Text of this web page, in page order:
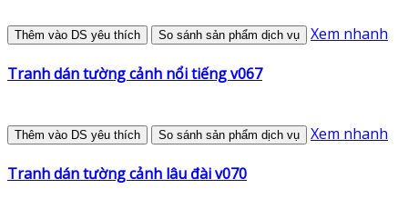
Thêm vào DS yêu thích So sánh sản phẩm dịch vụ Xem nhanh
Tranh dán tường cảnh nổi tiếng v067
Thêm vào DS yêu thích So sánh sản phẩm dịch vụ Xem nhanh
Tranh dán tường cảnh lâu đài v070